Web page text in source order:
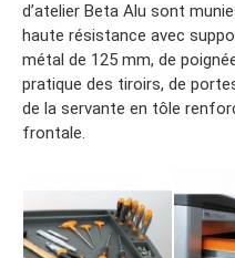
d’atelier Beta Alu sont
haute résistance avec
métal de 125 mm, de
pratique des tiroirs, de
de la servante en tôle
frontale.